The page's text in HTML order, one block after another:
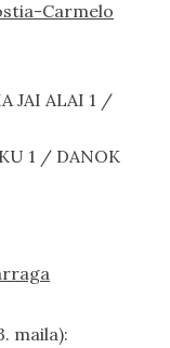
Carmelo
JAI ALAI 1 /
1 / DANOK
maila):